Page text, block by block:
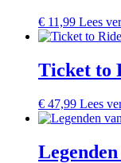
€ 11,99 Lees
Ticket to
€ 47,99 Lees